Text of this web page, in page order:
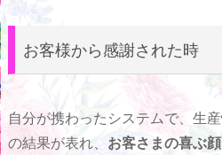
お客様から感謝された時
自分が携わったシステムで、生
の結果が表れ、 お客さまの喜ぶ顔